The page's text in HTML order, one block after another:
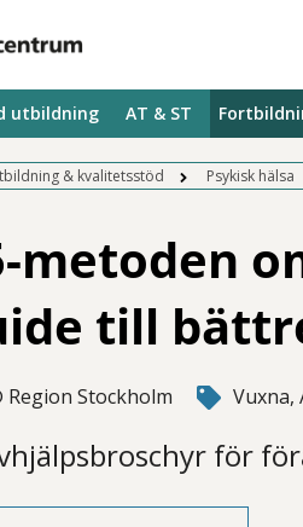
utbildning AT & ST
& kvalitetsstöd Psykisk hälsa
metoden
till
Stockholm Vuxna,
för